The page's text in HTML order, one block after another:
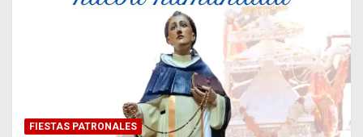
FIESTAS PATRONALES